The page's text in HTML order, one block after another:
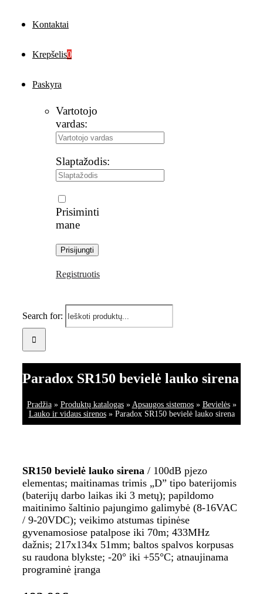
Kontaktai
Krepšelis0
Paskyra
Vartotojo
vardas:
Slaptažodis:
Prisiminti
mane
Registruotis
Search for:
Paradox SR150 bevielė lauko sirena
Pradžia» Produktų katalogas» Apsaugos sistemos» Bevielės»
Lauko ir vidaus sirenos» Paradox SR150 bevielė lauko sirena
SR150 bevielė lauko sirena/ 100dB pjezo
elementas; maitinamas trimis „D” tipo baterijomis
(baterijų darbo laikas iki 3 metų); papildomo
maitinimo šaltinio pajungimo galimybė (8-16VAC
/ 9-20VDC); veikimo atstumas tipinėse
gyvenamosiose patalpose iki 70m; 433MHz
dažnis; 217x134x 51mm; baltos spalvos korpusas
su raudona blykste; -20° iki +55°C; atnaujinama
programinė įranga